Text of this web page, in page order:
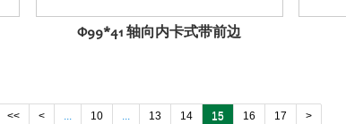
Φ99*41 轴向内卡式带前边
<< < ... 10 ... 13 14 15 16 17 >